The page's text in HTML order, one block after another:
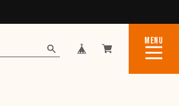
MENU
CLOSE